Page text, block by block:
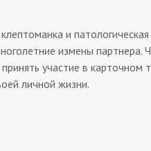
и
измены партнера.
участие в карточном
личной жизни.